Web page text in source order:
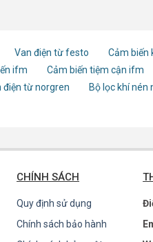
Van điện từ festo Cảm biến
ifm Cảm biến tiệm cận ifm
điện từ norgren Bộ lọc khí nén
CHÍNH SÁCH
Quy định sử dụng
Chính sách bảo hành